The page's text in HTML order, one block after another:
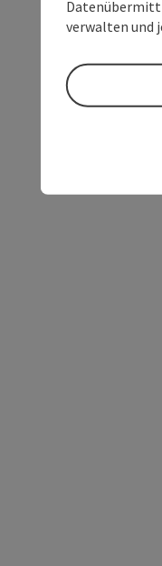
verwalten und